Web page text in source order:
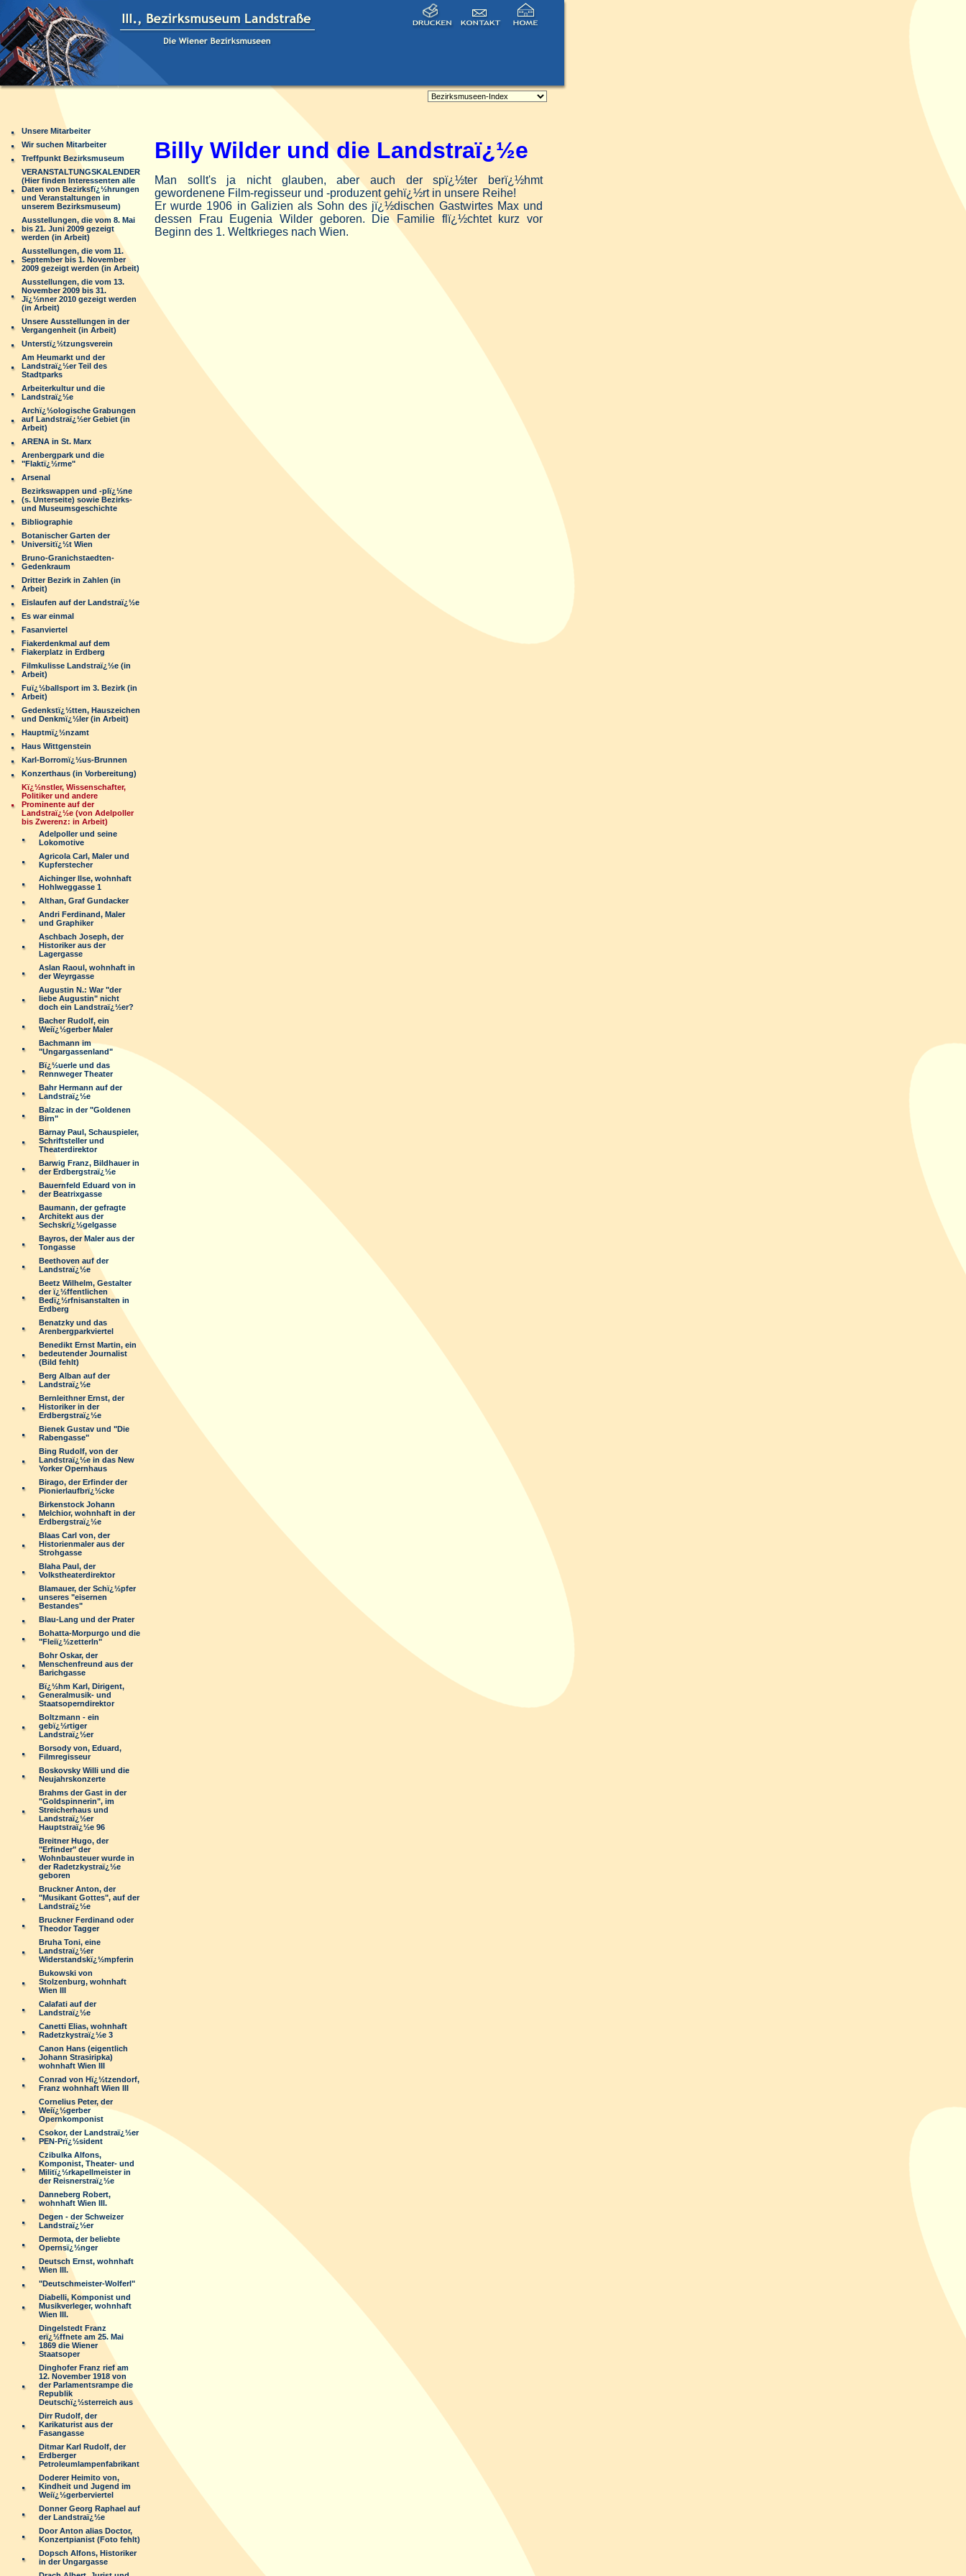
Unsere Mitarbeiter
Wir suchen Mitarbeiter
Treffpunkt Bezirksmuseum
VERANSTALTUNGSKALENDER
(Hier finden Interessenten alle
Daten von Bezirksfï¿½hrungen
und Veranstaltungen in
unserem Bezirksmuseum)
Ausstellungen, die vom 8. Mai
bis 21. Juni 2009 gezeigt
werden (in Arbeit)
Ausstellungen, die vom 11.
September bis 1. November
2009 gezeigt werden (in Arbeit)
Ausstellungen, die vom 13.
November 2009 bis 31.
Jï¿½nner 2010 gezeigt werden
(in Arbeit)
Unsere Ausstellungen in der
Vergangenheit (in Arbeit)
Unterstï¿½tzungsverein
Am Heumarkt und der
Landstraï¿½er Teil des
Stadtparks
Arbeiterkultur und die
Landstraï¿½e
Archï¿½ologische Grabungen
auf Landstraï¿½er Gebiet (in
Arbeit)
ARENA in St. Marx
Arenbergpark und die
"Flaktï¿½rme"
Arsenal
Bezirkswappen und -plï¿½ne
(s. Unterseite) sowie Bezirks-
und Museumsgeschichte
Bibliographie
Botanischer Garten der
Universitï¿½t Wien
Bruno-Granichstaedten-
Gedenkraum
Dritter Bezirk in Zahlen (in
Arbeit)
Eislaufen auf der Landstraï¿½e
Es war einmal
Fasanviertel
Fiakerdenkmal auf dem
Fiakerplatz in Erdberg
Filmkulisse Landstraï¿½e (in
Arbeit)
Fuï¿½ballsport im 3. Bezirk (in
Arbeit)
Gedenkstï¿½tten, Hauszeichen
und Denkmï¿½ler (in Arbeit)
Hauptmï¿½nzamt
Haus Wittgenstein
Karl-Borromï¿½us-Brunnen
Konzerthaus (in Vorbereitung)
Kï¿½nstler, Wissenschafter,
Politiker und andere
Prominente auf der
Landstraï¿½e (von Adelpoller
bis Zwerenz: in Arbeit)
Adelpoller und seine
Lokomotive
Agricola Carl, Maler und
Kupferstecher
Aichinger Ilse, wohnhaft
Hohlweggasse 1
Althan, Graf Gundacker
Andri Ferdinand, Maler
und Graphiker
Aschbach Joseph, der
Historiker aus der
Lagergasse
Aslan Raoul, wohnhaft in
der Weyrgasse
Augustin N.: War "der
liebe Augustin" nicht
doch ein Landstraï¿½er?
Bacher Rudolf, ein
Weiï¿½gerber Maler
Bachmann im
"Ungargassenland"
Bï¿½uerle und das
Rennweger Theater
Bahr Hermann auf der
Landstraï¿½e
Balzac in der "Goldenen
Birn"
Barnay Paul, Schauspieler,
Schriftsteller und
Theaterdirektor
Barwig Franz, Bildhauer in
der Erdbergstraï¿½e
Bauernfeld Eduard von in
der Beatrixgasse
Baumann, der gefragte
Architekt aus der
Sechskrï¿½gelgasse
Bayros, der Maler aus der
Tongasse
Beethoven auf der
Landstraï¿½e
Beetz Wilhelm, Gestalter
der ï¿½ffentlichen
Bedï¿½rfnisanstalten in
Erdberg
Benatzky und das
Arenbergparkviertel
Benedikt Ernst Martin, ein
bedeutender Journalist
(Bild fehlt)
Berg Alban auf der
Landstraï¿½e
Bernleithner Ernst, der
Historiker in der
Erdbergstraï¿½e
Bienek Gustav und "Die
Rabengasse"
Bing Rudolf, von der
Landstraï¿½e in das New
Yorker Opernhaus
Birago, der Erfinder der
Pionierlaufbrï¿½cke
Birkenstock Johann
Melchior, wohnhaft in der
Erdbergstraï¿½e
Blaas Carl von, der
Historienmaler aus der
Strohgasse
Blaha Paul, der
Volkstheaterdirektor
Blamauer, der Schï¿½pfer
unseres "eisernen
Bestandes"
Blau-Lang und der Prater
Bohatta-Morpurgo und die
"Fleiï¿½zetterln"
Bohr Oskar, der
Menschenfreund aus der
Barichgasse
Bï¿½hm Karl, Dirigent,
Generalmusik- und
Staatsoperndirektor
Boltzmann - ein
gebï¿½rtiger
Landstraï¿½er
Borsody von, Eduard,
Filmregisseur
Boskovsky Willi und die
Neujahrskonzerte
Brahms der Gast in der
"Goldspinnerin", im
Streicherhaus und
Landstraï¿½er
Hauptstraï¿½e 96
Breitner Hugo, der
"Erfinder" der
Wohnbausteuer wurde in
der Radetzkystraï¿½e
geboren
Bruckner Anton, der
"Musikant Gottes", auf der
Landstraï¿½e
Bruckner Ferdinand oder
Theodor Tagger
Bruha Toni, eine
Landstraï¿½er
Widerstandskï¿½mpferin
Bukowski von
Stolzenburg, wohnhaft
Wien III
Calafati auf der
Landstraï¿½e
Canetti Elias, wohnhaft
Radetzkystraï¿½e 3
Canon Hans (eigentlich
Johann Strasiripka)
wohnhaft Wien III
Conrad von Hï¿½tzendorf,
Franz wohnhaft Wien III
Cornelius Peter, der
Weiï¿½gerber
Opernkomponist
Csokor, der Landstraï¿½er
PEN-Prï¿½sident
Czibulka Alfons,
Komponist, Theater- und
Militï¿½rkapellmeister in
der Reisnerstraï¿½e
Danneberg Robert,
wohnhaft Wien III.
Degen - der Schweizer
Landstraï¿½er
Dermota, der beliebte
Opernsï¿½nger
Deutsch Ernst, wohnhaft
Wien III.
"Deutschmeister-Wolferl"
Diabelli, Komponist und
Musikverleger, wohnhaft
Wien III.
Dingelstedt Franz
erï¿½ffnete am 25. Mai
1869 die Wiener
Staatsoper
Dinghofer Franz rief am
12. November 1918 von
der Parlamentsrampe die
Republik
Deutschï¿½sterreich aus
Dirr Rudolf, der
Karikaturist aus der
Fasangasse
Ditmar Karl Rudolf, der
Erdberger
Petroleumlampenfabrikant
Doderer Heimito von,
Kindheit und Jugend im
Weiï¿½gerberviertel
Donner Georg Raphael auf
der Landstraï¿½e
Door Anton alias Doctor,
Konzertpianist (Foto fehlt)
Dopsch Alfons, Historiker
in der Ungargasse
Billy Wilder und die Landstraï¿½e
Man sollt's ja nicht glauben, aber auch der spï¿½ter berï¿½hmt
gewordenene Film-regisseur und -produzent gehï¿½rt in unsere Reihe!
Er wurde 1906 in Galizien als Sohn des jï¿½dischen Gastwirtes Max und
dessen Frau Eugenia Wilder geboren. Die Familie flï¿½chtet kurz vor
Beginn des 1. Weltkrieges nach Wien.